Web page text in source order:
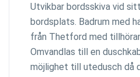
Utvikbar bordsskiva vid
bordsplats. Badrum med
från Thetford med
Omvandlas till en
möjlighet till utedusch då